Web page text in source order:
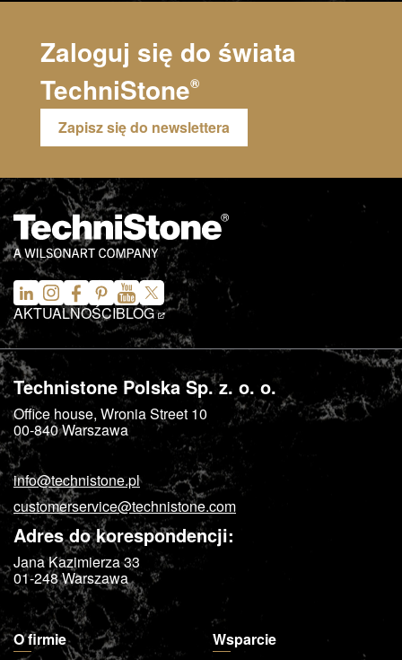
Zaloguj się do świata
TechniStone®
Zapisz się do newslettera
AKTUALNOŚCIBLOG
Technistone Polska Sp. z. o. o.
Office house, Wronia Street 10
00-840Warszawa
info@technistone.pl
customerservice@technistone.com
Adres do korespondencji:
Jana Kazimierza 33
01-248Warszawa
O firmie Wsparcie